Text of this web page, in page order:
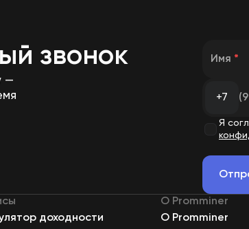
звонок
—
Имя *
+7
Я
доходности
О Promminer
О Promminer